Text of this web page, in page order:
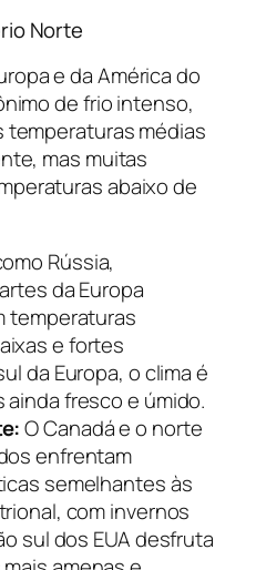
Norte
e da América do
de frio intenso,
temperaturas médias
mas muitas
abaixo de
Rússia,
da Europa
temperaturas
e fortes
da Europa, o clima é
ainda fresco e úmido.
O Canadá e o norte
enfrentam
semelhantes às
com invernos
sul dos EUA desfruta